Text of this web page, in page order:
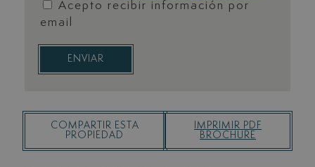
Acepto recibir información por
email
ENVIAR
COMPARTIR ESTA
PROPIEDAD
IMPRIMIR PDF
BROCHURE